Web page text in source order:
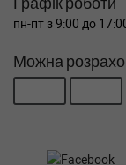
пн-пт з 9:00 до
Можна